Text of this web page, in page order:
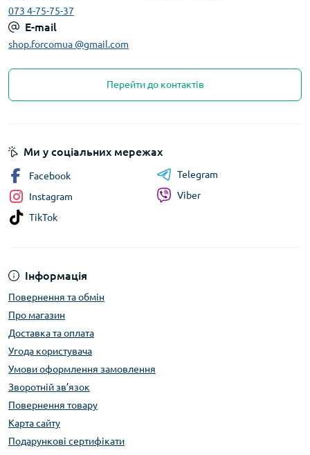
073 4-75-75-37
E-mail
shop.forcomua @gmail.com
Перейти до контактів
Інформація
Повернення та обмін
Про магазин
Доставка та оплата
Угода користувача
Умови оформлення замовлення
Зворотній зв’язок
Повернення товару
Карта сайту
Подарункові сертифікати
Ми у соціальних мережах
Facebook
Instagram
TikTok
Telegram
Viber